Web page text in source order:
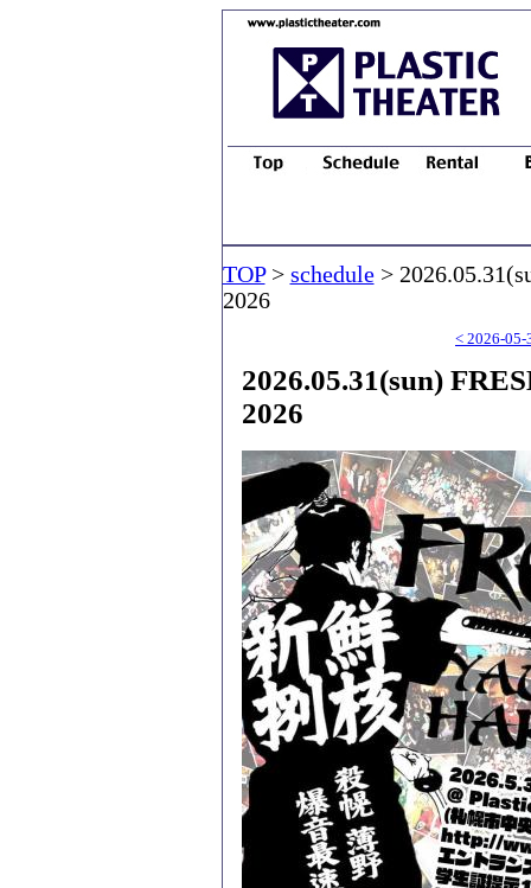
TOP> schedule>
2026
< 2026-05-
2026.05.31(sun)
2026